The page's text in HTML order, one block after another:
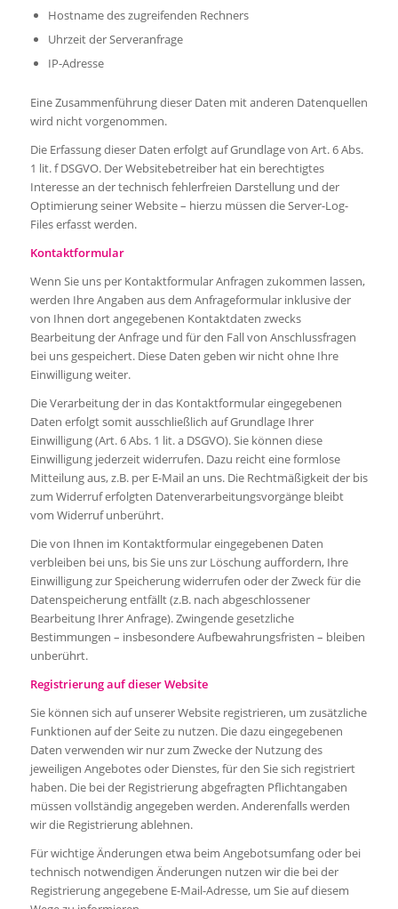
Hostname des zugreifenden Rechners
Uhrzeit der Serveranfrage
IP-Adresse
Eine Zusammenführung dieser Daten mit anderen Datenquellen
wird nicht vorgenommen.
Die Erfassung dieser Daten erfolgt auf Grundlage von Art. 6 Abs.
1 lit. f DSGVO. Der Websitebetreiber hat ein berechtigtes
Interesse an der technisch fehlerfreien Darstellung und der
Optimierung seiner Website – hierzu müssen die Server-Log-
Files erfasst werden.
Kontaktformular
Wenn Sie uns per Kontaktformular Anfragen zukommen lassen,
werden Ihre Angaben aus dem Anfrageformular inklusive der
von Ihnen dort angegebenen Kontaktdaten zwecks
Bearbeitung der Anfrage und für den Fall von Anschlussfragen
bei uns gespeichert. Diese Daten geben wir nicht ohne Ihre
Einwilligung weiter.
Die Verarbeitung der in das Kontaktformular eingegebenen
Daten erfolgt somit ausschließlich auf Grundlage Ihrer
Einwilligung (Art. 6 Abs. 1 lit. a DSGVO). Sie können diese
Einwilligung jederzeit widerrufen. Dazu reicht eine formlose
Mitteilung aus, z.B. per E-Mail an uns. Die Rechtmäßigkeit der bis
zum Widerruf erfolgten Datenverarbeitungsvorgänge bleibt
vom Widerruf unberührt.
Die von Ihnen im Kontaktformular eingegebenen Daten
verbleiben bei uns, bis Sie uns zur Löschung auffordern, Ihre
Einwilligung zur Speicherung widerrufen oder der Zweck für die
Datenspeicherung entfällt (z.B. nach abgeschlossener
Bearbeitung Ihrer Anfrage). Zwingende gesetzliche
Bestimmungen – insbesondere Aufbewahrungsfristen – bleiben
unberührt.
Registrierung auf dieser Website
Sie können sich auf unserer Website registrieren, um zusätzliche
Funktionen auf der Seite zu nutzen. Die dazu eingegebenen
Daten verwenden wir nur zum Zwecke der Nutzung des
jeweiligen Angebotes oder Dienstes, für den Sie sich registriert
haben. Die bei der Registrierung abgefragten Pflichtangaben
müssen vollständig angegeben werden. Anderenfalls werden
wir die Registrierung ablehnen.
Für wichtige Änderungen etwa beim Angebotsumfang oder bei
technisch notwendigen Änderungen nutzen wir die bei der
Registrierung angegebene E-Mail-Adresse, um Sie auf diesem